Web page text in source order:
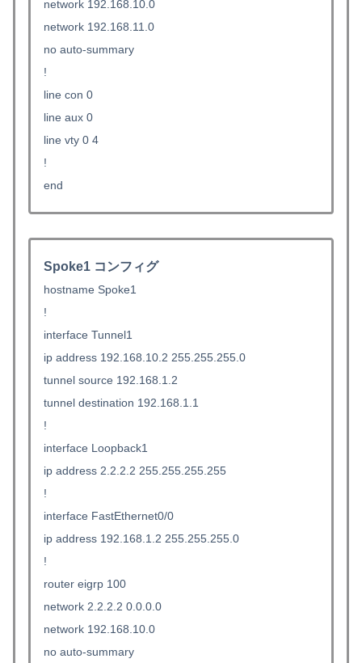
network 192.168.10.0
network 192.168.11.0
no auto-summary
!
line con 0
line aux 0
line vty 0 4
!
end
Spoke1 コンフィグ
hostname Spoke1
!
interface Tunnel1
ip address 192.168.10.2 255.255.255.0
tunnel source 192.168.1.2
tunnel destination 192.168.1.1
!
interface Loopback1
ip address 2.2.2.2 255.255.255.255
!
interface FastEthernet0/0
ip address 192.168.1.2 255.255.255.0
!
router eigrp 100
network 2.2.2.2 0.0.0.0
network 192.168.10.0
no auto-summary